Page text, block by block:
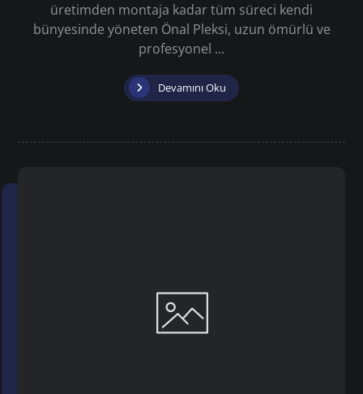
üretimden montaja kadar tüm süreci kendi
bünyesinde yöneten Önal Pleksi, uzun ömürlü ve
profesyonel ...
Devamını Oku